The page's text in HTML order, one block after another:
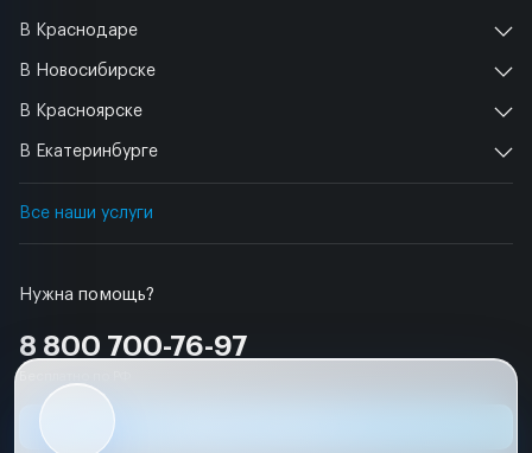
Нужна помощь?
8 800 700-76-97
В Краснодаре
В Новосибирске
В Красноярске
В Екатеринбурге
Все наши услуги